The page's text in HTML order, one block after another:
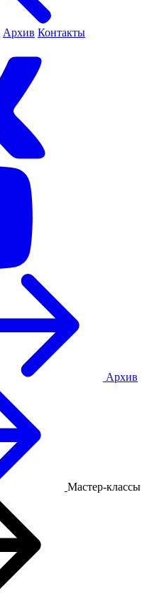
Архив Контакты
Архив
Мастер-классы